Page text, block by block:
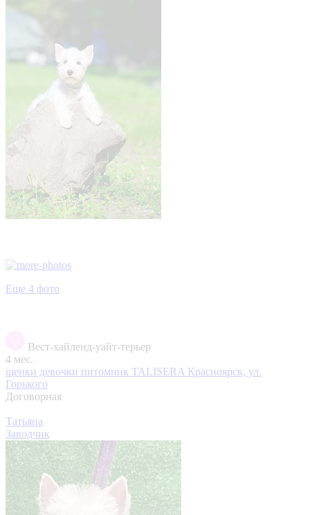
Еще 4 фото
Вест-хайленд-уайт-терьер
4 мес.
щенки девочки питомник TALISERA Красноярск, ул.
Горького
Договорная
Татьяна
Заводчик